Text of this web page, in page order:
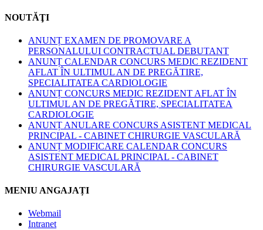
NOUTĂŢI
ANUNȚ EXAMEN DE PROMOVARE A
PERSONALULUI CONTRACTUAL DEBUTANT
ANUNȚ CALENDAR CONCURS MEDIC REZIDENT
AFLAT ÎN ULTIMUL AN DE PREGĂTIRE,
SPECIALITATEA CARDIOLOGIE
ANUNȚ CONCURS MEDIC REZIDENT AFLAT ÎN
ULTIMUL AN DE PREGĂTIRE, SPECIALITATEA
CARDIOLOGIE
ANUNȚ ANULARE CONCURS ASISTENT MEDICAL
PRINCIPAL - CABINET CHIRURGIE VASCULARĂ
ANUNȚ MODIFICARE CALENDAR CONCURS
ASISTENT MEDICAL PRINCIPAL - CABINET
CHIRURGIE VASCULARĂ
MENIU ANGAJAȚI
Webmail
Intranet